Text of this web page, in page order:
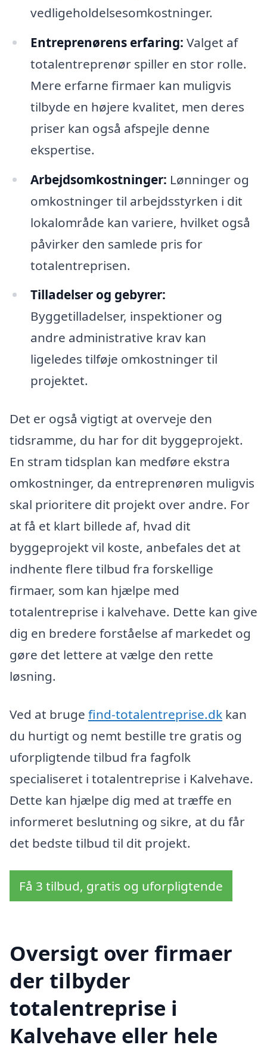
vedligeholdelsesomkostninger.
Entreprenørens erfaring: Valget af
totalentreprenør spiller en stor rolle.
Mere erfarne firmaer kan muligvis
tilbyde en højere kvalitet, men deres
priser kan også afspejle denne
ekspertise.
Arbejdsomkostninger: Lønninger og
omkostninger til arbejdsstyrken i dit
lokalområde kan variere, hvilket også
påvirker den samlede pris for
totalentreprisen.
Tilladelser og gebyrer:
Byggetilladelser, inspektioner og
andre administrative krav kan
ligeledes tilføje omkostninger til
projektet.
Det er også vigtigt at overveje den
tidsramme, du har for dit byggeprojekt.
En stram tidsplan kan medføre ekstra
omkostninger, da entreprenøren muligvis
skal prioritere dit projekt over andre. For
at få et klart billede af, hvad dit
byggeprojekt vil koste, anbefales det at
indhente flere tilbud fra forskellige
firmaer, som kan hjælpe med
totalentreprise i kalvehave. Dette kan give
dig en bredere forståelse af markedet og
gøre det lettere at vælge den rette
løsning.
Ved at bruge find-totalentreprise.dk kan
du hurtigt og nemt bestille tre gratis og
uforpligtende tilbud fra fagfolk
specialiseret i totalentreprise i Kalvehave.
Dette kan hjælpe dig med at træffe en
informeret beslutning og sikre, at du får
det bedste tilbud til dit projekt.
Få 3 tilbud, gratis og uforpligtende
Oversigt over firmaer
der tilbyder
totalentreprise i
Kalvehave eller hele